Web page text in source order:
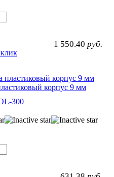
1 550.40 руб.
корпус 9 мм
300